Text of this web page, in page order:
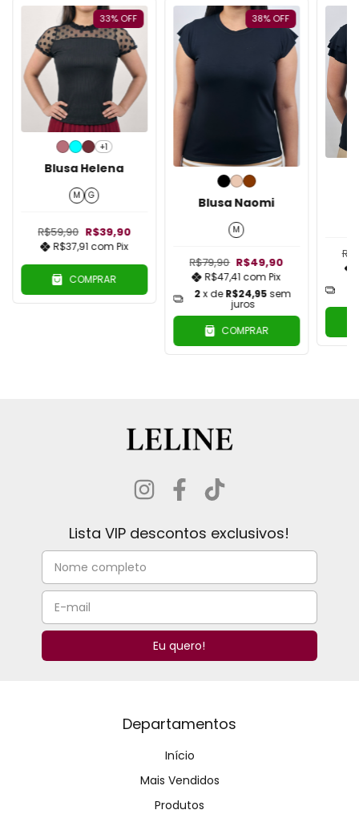
33%OFF
+1
Blusa Helena
M G
R$59,90 R$39,90
R$37,91 com Pix
COMPRAR
38%OFF
Blusa Naomi
M
R$79,90 R$49,90
R$47,41 com Pix
2 x deR$24,95 sem
juros
COMPRAR
Lista VIP descontos exclusivos!
Departamentos
Início
Mais Vendidos
Produtos